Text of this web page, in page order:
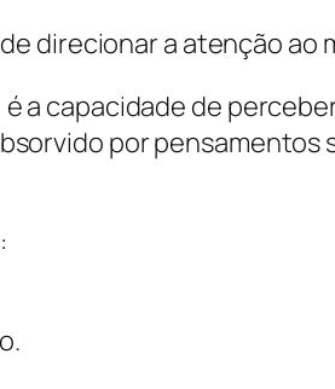
direcionar a atenção
a capacidade de
por